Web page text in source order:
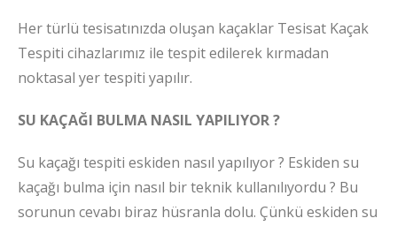
Her türlü tesisatınızda oluşan kaçaklar Tesisat Kaçak
Tespiti cihazlarımız ile tespit edilerek kırmadan
noktasal yer tespiti yapılır.
SU KAÇAĞI BULMA NASIL YAPILIYOR ?
Su kaçağı tespiti eskiden nasıl yapılıyor ? Eskiden su
kaçağı bulma için nasıl bir teknik kullanılıyordu ? Bu
sorunun cevabı biraz hüsranla dolu. Çünkü eskiden su